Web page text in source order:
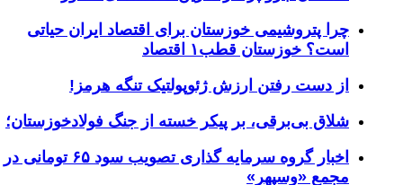
پتروشیمی خوزستان برای اقتصاد ایران حیاتی
خوزستان قطب۱ اقتصاد
دست رفتن ارزش ژئوپولتیک تنگه هرمز!
بی‌برقی، بر پیکر خسته‌ از جنگ فولادخوزستان؛
اخبار گروه سرمایه گذاری تصویب سود ۶۵ تومانی در
«وسپهر»